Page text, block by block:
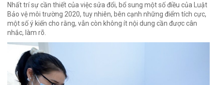
Nhất trí sự cần thiết của việc sửa đổi, bổ sung một số điều của Luật
Bảo vệ môi trường 2020, tuy nhiên, bên cạnh những điểm tích cực,
một số ý kiến cho rằng, vẫn còn không ít nội dung cần được cân
nhắc, làm rõ.